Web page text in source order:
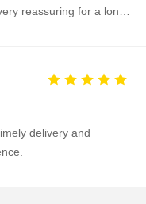
reassuring for a long
delivery and